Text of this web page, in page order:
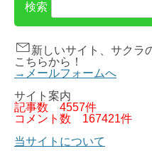
検索
新しいサイト、サクラ
こちらから！
→メールフォームへ
サイト案内
記事数 4557件
コメント数 167421件
当サイトについて